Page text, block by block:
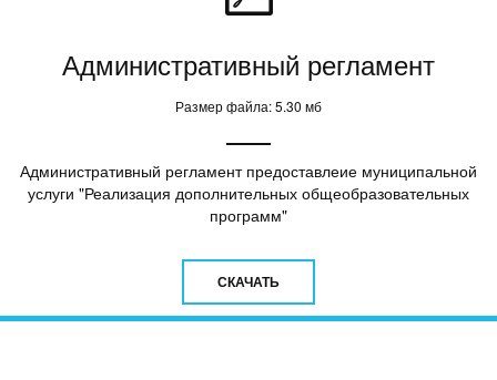
Административный регламент
Размер файла: 5.30 мб
Административный регламент предоставлеие муниципальной
услуги "Реализация дополнительных общеобразовательных
программ"
СКАЧАТЬ